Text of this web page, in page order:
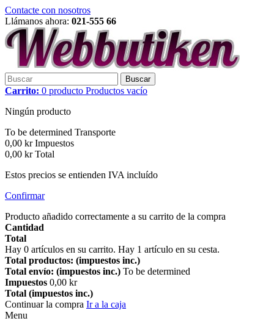
Contacte con nosotros
Llámanos ahora: 021-555 66
Buscar
Carrito: 0 producto Productos vacío
Ningún producto
To be determined Transporte
0,00 kr Impuestos
0,00 kr Total
Estos precios se entienden IVA incluído
Confirmar
Producto añadido correctamente a su carrito de la compra
Cantidad
Total
Hay 0 artículos en su carrito. Hay 1 artículo en su cesta.
Total productos: (impuestos inc.)
Total envío: (impuestos inc.) To be determined
Impuestos 0,00 kr
Total (impuestos inc.)
Continuar la compra Ir a la caja
Menu